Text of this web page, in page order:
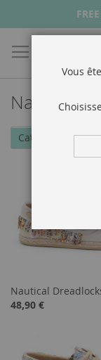
Nauticals
Nautical
48,90 €
Catégories
Vous